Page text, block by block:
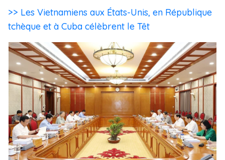
>> Les Vietnamiens aux États-Unis, en République
tchèque et à Cuba célèbrent le Têt